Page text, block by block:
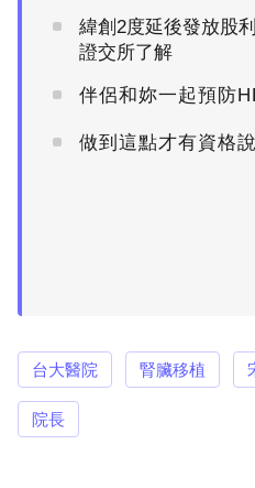
緯創2度延後發放股
證交所了解
伴侶和妳一起預防
做到這點才有資格
台大醫院 腎臟移植
院長